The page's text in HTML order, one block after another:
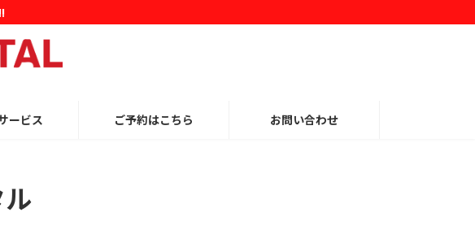
ービス ご予約はこちら お問い合わせ